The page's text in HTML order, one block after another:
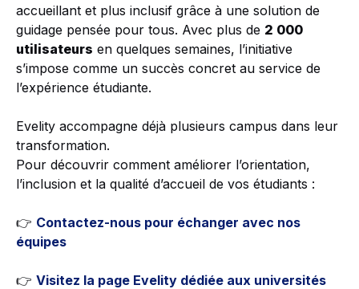
accueillant et plus inclusif grâce à une solution de
guidage pensée pour tous. Avec plus de 2 000
utilisateurs en quelques semaines, l’initiative
s’impose comme un succès concret au service de
l’expérience étudiante.
Evelity accompagne déjà plusieurs campus dans leur
transformation.
Pour découvrir comment améliorer l’orientation,
l’inclusion et la qualité d’accueil de vos étudiants :
👉 Contactez-nous pour échanger avec nos
équipes
👉 Visitez la page Evelity dédiée aux universités